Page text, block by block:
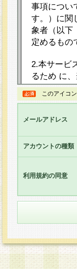
事項につい
す。）に関
象者（以下
定めるもの
2.本サービ
るため に
ト（以下「
ージを設け
し、その
るもので
員に対して
た全ての会
りま す。
3.当社は、
方 法・手
きるものと
に掲示し
てその効力
4.本規約は
このアイコ
メールアドレス
アカウントの種類
利用規約の同意